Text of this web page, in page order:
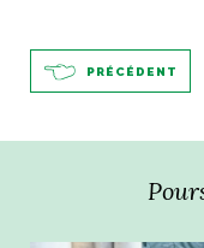
du
ART
PRÉCÉDENT